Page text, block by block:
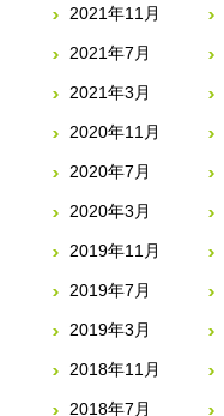
2021年11月
2021年7月
2021年3月
2020年11月
2020年7月
2020年3月
2019年11月
2019年7月
2019年3月
2018年11月
2018年7月